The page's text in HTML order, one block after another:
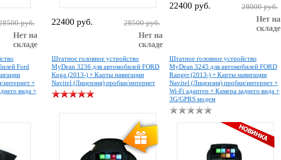
руб.
Нет на
складе
22400 руб. 28500 руб.
Нет на
складе
22400 руб. 28000 руб.
Нет на
складе
Ford
интернет +
вида +
Штатное головное устройство
MyDean 3236 для автомобилей FORD
Kuga (2013-) + Карты навигации
Navitel (Лицензия) пробки/интернет
Штатное головное устройство
MyDean 3245 для автомобилей FORD
Ranger (2013-) + Карты навигации
Navitel (Лицензия) пробки/интернет +
Wi-Fi адаптер + Камера заднего вида +
3G/GPRS модем